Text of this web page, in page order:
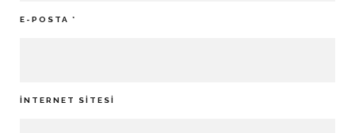
E-POSTA *
İNTERNET SITESI